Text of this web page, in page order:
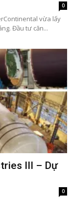
0
vừa lấy
Đầu tư căn...
III – Dự
0